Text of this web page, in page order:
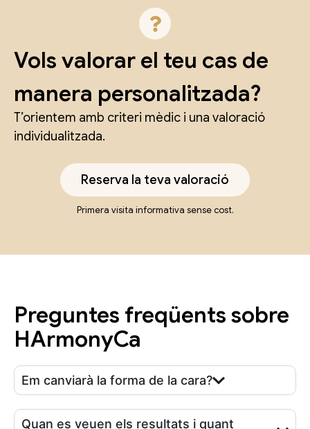
Vols valorar el teu cas de
manera personalitzada?
T’orientem amb criteri mèdic i una valoració
individualitzada.
Reserva la teva valoració
Primera visita informativa sense cost.
Preguntes freqüents sobre
HArmonyCa
Em canviarà la forma de la cara?
Quan es veuen els resultats i quant